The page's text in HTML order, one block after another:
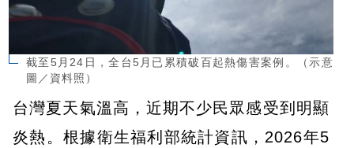
截至5月24日，全台5月已累積破百起熱傷害案例。（示意
圖／資料照）
台灣夏天氣溫高，近期不少民眾感受到明顯
炎熱。根據衛生福利部統計資訊，2026年5